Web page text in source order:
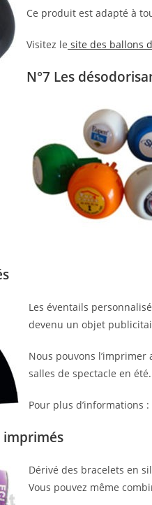
Ce produit est adapté à
Visitez le site des ballons
N°7 Les
Les éventails
devenu un objet
Nous pouvons
salles de spectacle en été.
Pour plus d’informations :
imprimés
Dérivé des bracelets en
Vous pouvez même